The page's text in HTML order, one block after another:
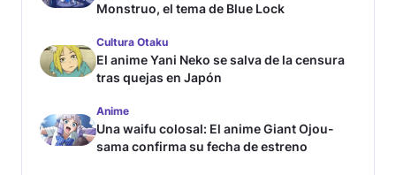
Monstruo, el tema de Blue Lock
Cultura Otaku
El anime Yani Neko se salva de la censura
tras quejas en Japón
Anime
Una waifu colosal: El anime Giant Ojou-
sama confirma su fecha de estreno